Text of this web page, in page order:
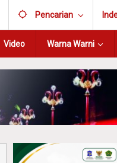
Pencarian
Video Warna Warni